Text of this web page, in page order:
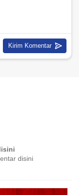
disini